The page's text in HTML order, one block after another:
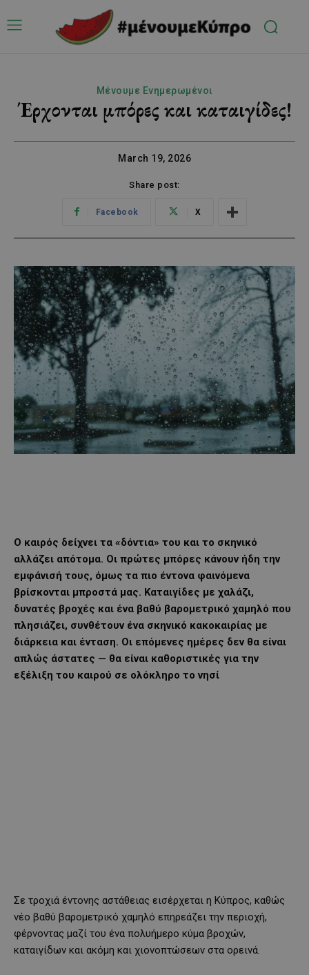
Μένουμε Ενημερωμένοι
Έρχονται μπόρες και καταιγίδες!
March 19, 2026
Share post:
Facebook X
Ο καιρός δείχνει τα «δόντια» του και το σκηνικό
αλλάζει απότομα. Οι πρώτες μπόρες κάνουν ήδη την
εμφάνισή τους, όμως τα πιο έντονα φαινόμενα
βρίσκονται μπροστά μας. Καταιγίδες με χαλάζι,
δυνατές βροχές και ένα βαθύ βαρομετρικό χαμηλό που
πλησιάζει, συνθέτουν ένα σκηνικό κακοκαιρίας με
διάρκεια και ένταση. Οι επόμενες ημέρες δεν θα είναι
απλώς άστατες — θα είναι καθοριστικές για την
εξέλιξη του καιρού σε ολόκληρο το νησί
Σε τροχιά έντονης αστάθειας εισέρχεται η Κύπρος, καθώς
νέο βαθύ βαρομετρικό χαμηλό επηρεάζει την περιοχή,
φέρνοντας μαζί του ένα πολυήμερο κύμα βροχών,
καταιγίδων και ακόμη και χιονοπτώσεων στα ορεινά.